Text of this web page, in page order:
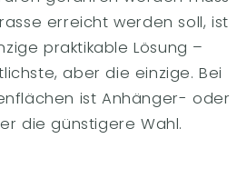
erreicht werden soll, ist
praktikable Lösung –
aber die einzige. Bei
ist Anhänger- oder
die günstigere Wahl.